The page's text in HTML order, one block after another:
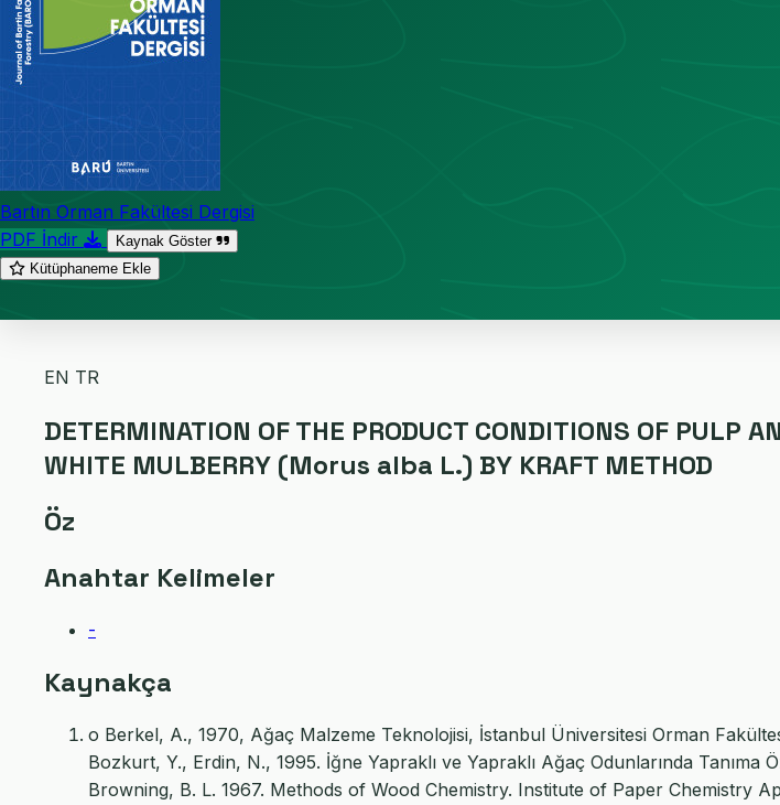
Bartın Orman Fakültesi Dergisi
PDF İndir
Kaynak Göster
Kütüphaneme Ekle
EN TR
DETERMINATION OF THE PRODUCT CONDITIONS OF PULP
WHITE MULBERRY (Morus alba L.) BY KRAFT METHOD
Öz
Anahtar Kelimeler
-
Kaynakça
o Berkel, A., 1970, Ağaç Malzeme Teknolojisi, İstanbul Üniversitesi Orman
Bozkurt, Y., Erdin, N., 1995. İğne Yapraklı ve Yapraklı Ağaç Odunlarında Tanıma
Browning, B. L. 1967. Methods of Wood Chemistry. Institute of Paper Chemistry